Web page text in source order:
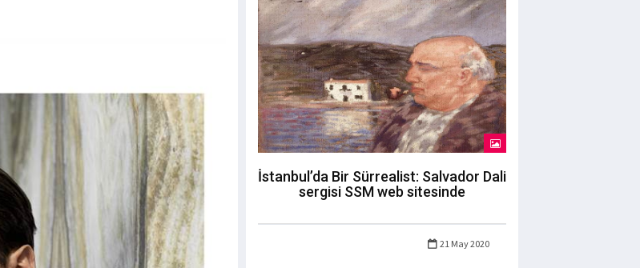
İstanbul’da Bir Sürrealist: Salvador Dali
sergisi SSM web sitesinde
21 May 2020